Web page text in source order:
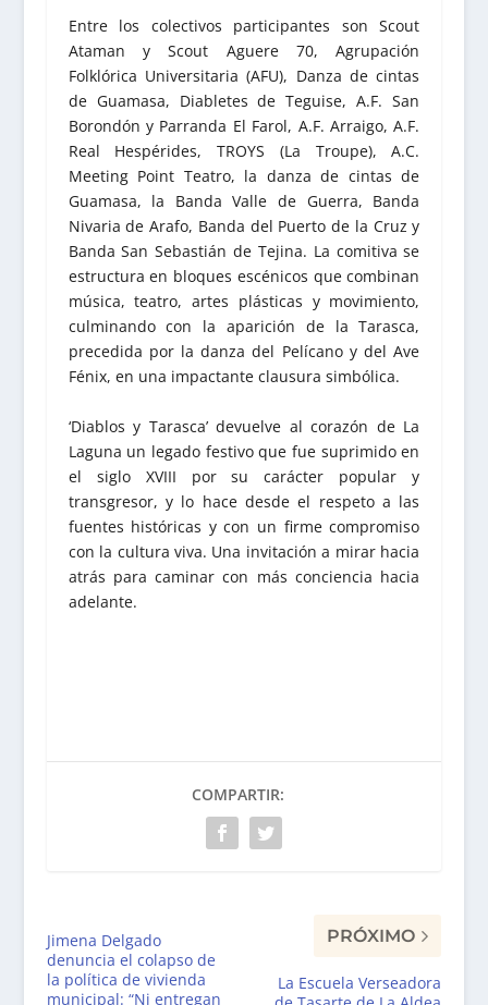
Entre los colectivos participantes son Scout
Ataman y Scout Aguere 70, Agrupación
Folklórica Universitaria (AFU), Danza de cintas
de Guamasa, Diabletes de Teguise, A.F. San
Borondón y Parranda El Farol, A.F. Arraigo, A.F.
Real Hespérides, TROYS (La Troupe), A.C.
Meeting Point Teatro, la danza de cintas de
Guamasa, la Banda Valle de Guerra, Banda
Nivaria de Arafo, Banda del Puerto de la Cruz y
Banda San Sebastián de Tejina. La comitiva se
estructura en bloques escénicos que combinan
música, teatro, artes plásticas y movimiento,
culminando con la aparición de la Tarasca,
precedida por la danza del Pelícano y del Ave
Fénix, en una impactante clausura simbólica.
‘Diablos y Tarasca’ devuelve al corazón de La
Laguna un legado festivo que fue suprimido en
el siglo XVIII por su carácter popular y
transgresor, y lo hace desde el respeto a las
fuentes históricas y con un firme compromiso
con la cultura viva. Una invitación a mirar hacia
atrás para caminar con más conciencia hacia
adelante.
COMPARTIR:
Jimena Delgado
denuncia el colapso de
la política de vivienda
municipal: “Ni entregan
PRÓXIMO
La Escuela Verseadora